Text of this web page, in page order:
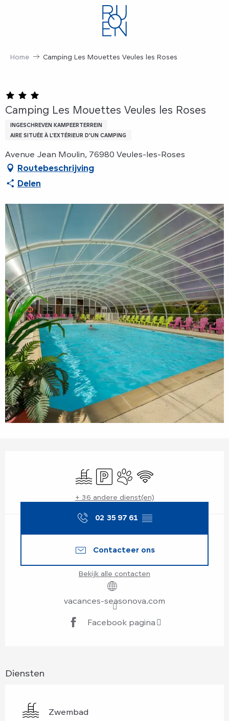
Home Camping Les Mouettes Veules les Roses
Camping Les Mouettes Veules les Roses
INGESCHREVEN KAMPEERTERREIN
AIRE SITUÉE À L'EXTÉRIEUR D'UN CAMPING
Avenue Jean Moulin, 76980 Veules-les-Roses
Routebeschrijving
Delen
ZwembadParkeerplaats
Dieren toegelaten
Wifi
+ 36 andere dienst(en)
02 35 97 61 ▒▒
Contacteer ons
Bekijk alle contacten
vacances-seasonova.com
Facebook pagina
Diensten
Zwembad